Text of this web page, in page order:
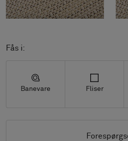
Fås i:
Banevare Fliser